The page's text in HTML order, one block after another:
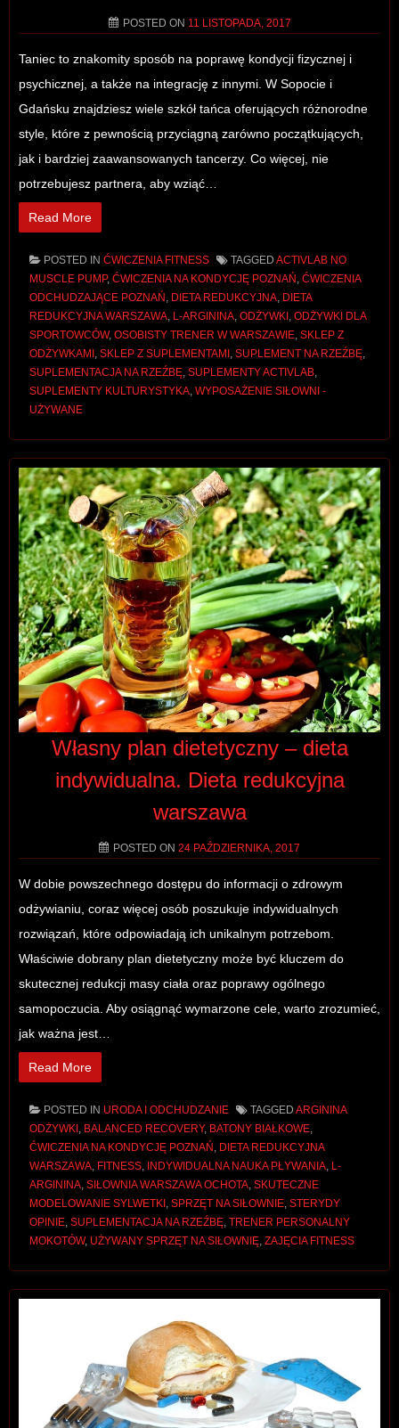
POSTED ON 11 LISTOPADA, 2017
Taniec to znakomity sposób na poprawę kondycji fizycznej i
psychicznej, a także na integrację z innymi. W Sopocie i
Gdańsku znajdziesz wiele szkół tańca oferujących różnorodne
style, które z pewnością przyciągną zarówno początkujących,
jak i bardziej zaawansowanych tancerzy. Co więcej, nie
potrzebujesz partnera, aby wziąć…
Read More
POSTED IN ĆWICZENIA FITNESS TAGGED ACTIVLAB NO
MUSCLE PUMP, ĆWICZENIA NA KONDYCJĘ POZNAŃ ĆWICZENIA
ODCHUDZAJĄCE POZNAŃ DIETA REDUKCYJNA DIETA
REDUKCYJNA WARSZAWA L-ARGININA ODŻYWKI ODŻYWKI DLA
SPORTOWCÓW, OSOBISTY TRENER W WARSZAWIE SKLEP Z
ODŻYWKAMI SKLEP Z SUPLEMENTAMI SUPLEMENT NA RZEŹBĘ
SUPLEMENTACJA NA RZEŹBĘ SUPLEMENTY ACTIVLAB
SUPLEMENTY KULTURYSTYKA WYPOSAŻENIE SIŁOWNI -
UŻYWANE
Własny plan dietetyczny – dieta
indywidualna. Dieta redukcyjna
warszawa
POSTED ON 24 PAŹDZIERNIKA, 2017
W dobie powszechnego dostępu do informacji o zdrowym
odżywianiu, coraz więcej osób poszukuje indywidualnych
rozwiązań, które odpowiadają ich unikalnym potrzebom.
Właściwie dobrany plan dietetyczny może być kluczem do
skutecznej redukcji masy ciała oraz poprawy ogólnego
samopoczucia. Aby osiągnąć wymarzone cele, warto zrozumieć,
jak ważna jest…
Read More
POSTED IN URODA I ODCHUDZANIE TAGGED ARGININA
ODŻYWKI, BALANCED RECOVERY, BATONY BIAŁKOWE,
ĆWICZENIA NA KONDYCJĘ POZNAŃ, DIETA REDUKCYJNA
WARSZAWA, FITNESS, INDYWIDUALNA NAUKA PŁYWANIA, L-
ARGININA, SIŁOWNIA WARSZAWA OCHOTA, SKUTECZNE
MODELOWANIE SYLWETKI, SPRZĘT NA SIŁOWNIE, STERYDY
OPINIE, SUPLEMENTACJA NA RZEŹBĘ, TRENER PERSONALNY
MOKOTÓW, UŻYWANY SPRZĘT NA SIŁOWNIĘ, ZAJĘCIA FITNESS